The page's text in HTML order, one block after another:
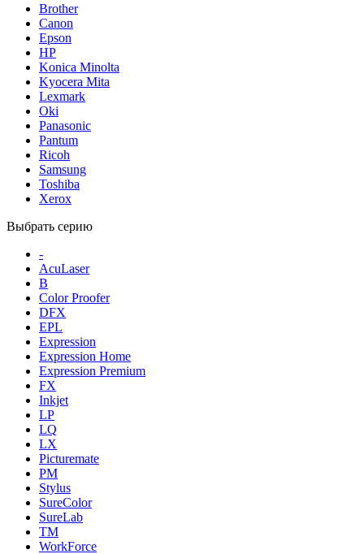
Brother
Canon
Epson
HP
Konica Minolta
Kyocera Mita
Lexmark
Oki
Panasonic
Pantum
Ricoh
Samsung
Toshiba
Xerox
Выбрать серию
-
AcuLaser
B
Color Proofer
DFX
EPL
Expression
Expression Home
Expression Premium
FX
Inkjet
LP
LQ
LX
Picturemate
PM
Stylus
SureColor
SureLab
TM
WorkForce